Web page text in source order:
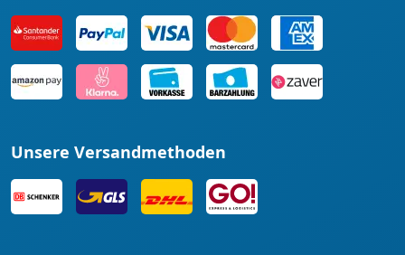
Unsere Versandmethoden